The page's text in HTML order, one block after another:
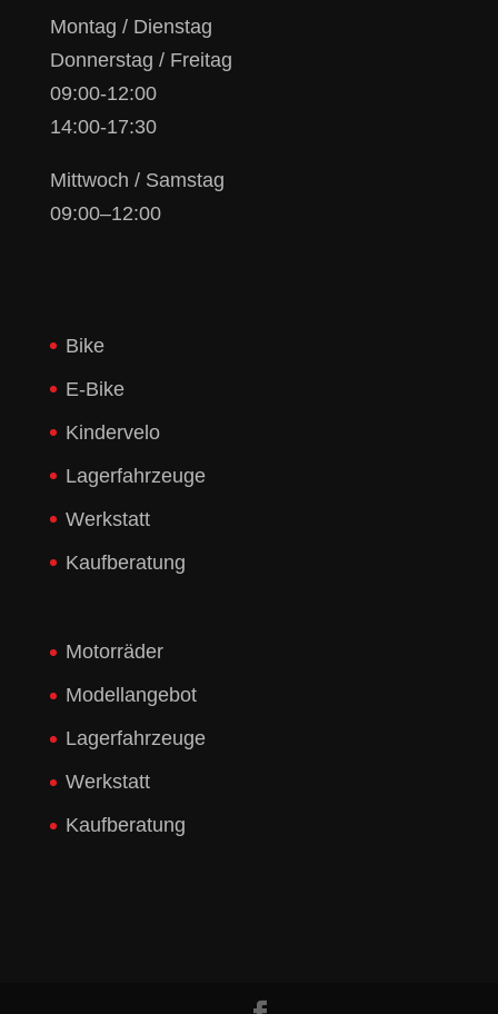
Montag / Dienstag
Donnerstag / Freitag
09:00-12:00
14:00-17:30
Mittwoch / Samstag
09:00–12:00
Bike
E-Bike
Kindervelo
Lagerfahrzeuge
Werkstatt
Kaufberatung
Motorräder
Modellangebot
Lagerfahrzeuge
Werkstatt
Kaufberatung